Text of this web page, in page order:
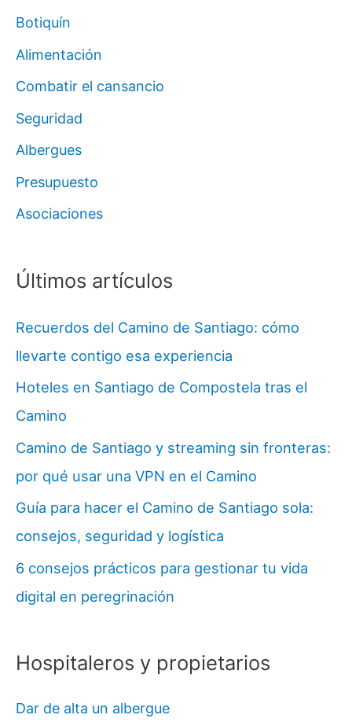
Botiquín
Alimentación
Combatir el cansancio
Seguridad
Albergues
Presupuesto
Asociaciones
Últimos artículos
Recuerdos del Camino de Santiago: cómo
llevarte contigo esa experiencia
Hoteles en Santiago de Compostela tras el
Camino
Camino de Santiago y streaming sin fronteras:
por qué usar una VPN en el Camino
Guía para hacer el Camino de Santiago sola:
consejos, seguridad y logística
6 consejos prácticos para gestionar tu vida
digital en peregrinación
Hospitaleros y propietarios
Dar de alta un albergue